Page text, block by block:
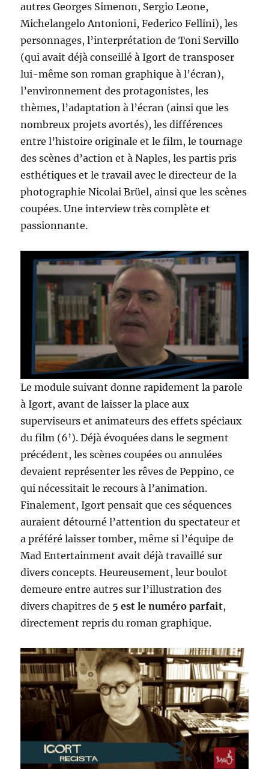
autres Georges Simenon, Sergio Leone,
Michelangelo Antonioni, Federico Fellini), les
personnages, l’interprétation de Toni Servillo
(qui avait déjà conseillé à Igort de transposer
lui-même son roman graphique à l’écran),
l’environnement des protagonistes, les
thèmes, l’adaptation à l’écran (ainsi que les
nombreux projets avortés), les différences
entre l’histoire originale et le film, le tournage
des scènes d’action et à Naples, les partis pris
esthétiques et le travail avec le directeur de la
photographie Nicolai Brüel, ainsi que les scènes
coupées. Une interview très complète et
passionnante.
Le module suivant donne rapidement la parole
à Igort, avant de laisser la place aux
superviseurs et animateurs des effets spéciaux
du film (6’). Déjà évoquées dans le segment
précédent, les scènes coupées ou annulées
devaient représenter les rêves de Peppino, ce
qui nécessitait le recours à l’animation.
Finalement, Igort pensait que ces séquences
auraient détourné l’attention du spectateur et
a préféré laisser tomber, même si l’équipe de
Mad Entertainment avait déjà travaillé sur
divers concepts. Heureusement, leur boulot
demeure entre autres sur l’illustration des
divers chapitres de 5 est le numéro parfait,
directement repris du roman graphique.